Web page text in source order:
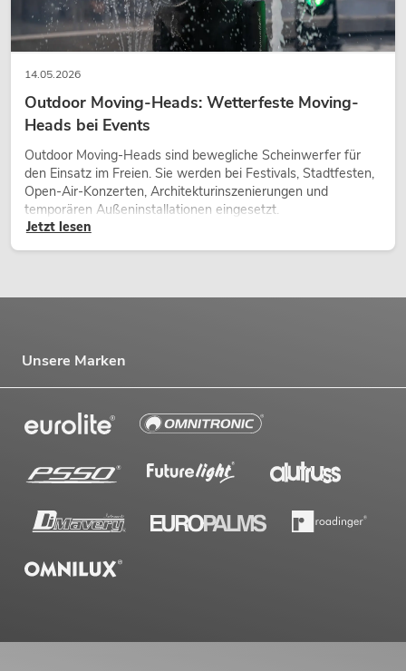
14.05.2026
Outdoor Moving-Heads: Wetterfeste Moving-
Heads bei Events
Outdoor Moving-Heads sind bewegliche Scheinwerfer für
den Einsatz im Freien. Sie werden bei Festivals, Stadtfesten,
Open-Air-Konzerten, Architekturinszenierungen und
temporären Außeninstallationen eingesetzt.
Jetzt lesen
Unsere Marken